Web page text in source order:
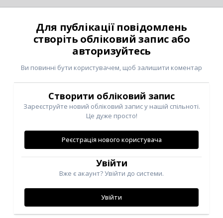
Для публікації повідомлень
створіть обліковий запис або
авторизуйтесь
Ви повинні бути користувачем, щоб залишити коментар
Створити обліковий запис
Зареєструйте новий обліковий запис у нашій спільноті.
Це дуже просто!
Реєстрація нового користувача
Увійти
Вже є акаунт? Увійти до системи.
Увійти